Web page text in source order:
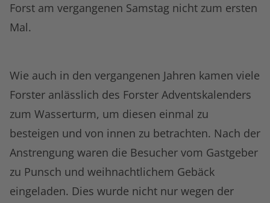
Forst am vergangenen Samstag nicht zum ersten
Mal.
Wie auch in den vergangenen Jahren kamen viele
Forster anlässlich des Forster Adventskalenders
zum Wasserturm, um diesen einmal zu
besteigen und von innen zu betrachten. Nach der
Anstrengung waren die Besucher vom Gastgeber
zu Punsch und weihnachtlichem Gebäck
eingeladen. Dies wurde nicht nur wegen der